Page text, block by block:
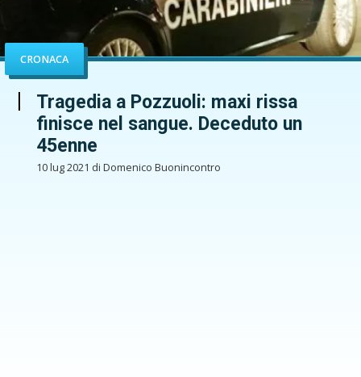
CRONACA
Tragedia a Pozzuoli: maxi rissa
finisce nel sangue. Deceduto un
45enne
10 lug 2021 di Domenico Buonincontro